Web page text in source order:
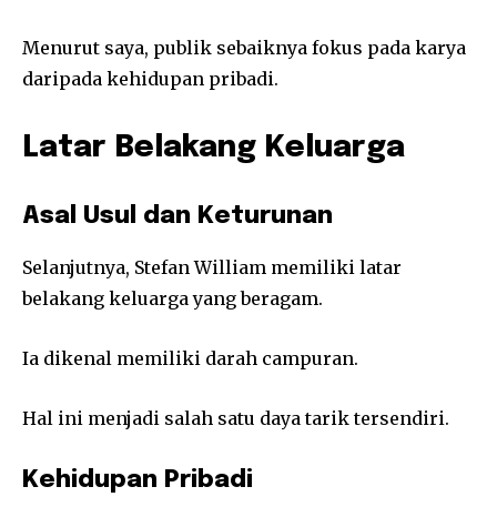
Menurut saya, publik sebaiknya fokus pada karya
daripada kehidupan pribadi.
Latar Belakang Keluarga
Asal Usul dan Keturunan
Selanjutnya, Stefan William memiliki latar
belakang keluarga yang beragam.
Ia dikenal memiliki darah campuran.
Hal ini menjadi salah satu daya tarik tersendiri.
Kehidupan Pribadi